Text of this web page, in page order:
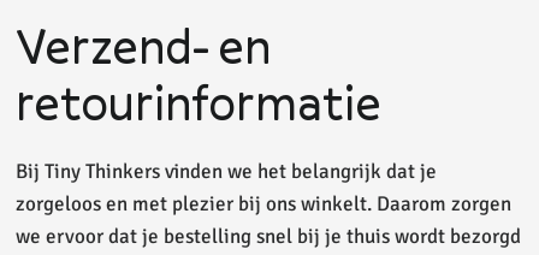
Verzend- en
retourinformatie
Bij Tiny Thinkers vinden we het belangrijk dat je
zorgeloos en met plezier bij ons winkelt. Daarom zorgen
we ervoor dat je bestelling snel bij je thuis wordt bezorgd